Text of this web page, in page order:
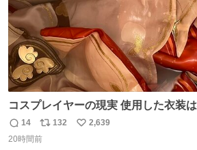
コスプレイヤーの現実 使用した衣装
機に入れられないので、大体こんな感
に手洗い…
返
信
14
リ
ポ
132
い
2,639
20時間前